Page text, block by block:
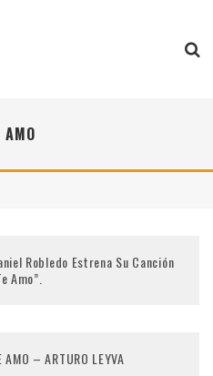
AMO
Robledo Estrena Su Canción
Amo”.
AMO – ARTURO LEYVA